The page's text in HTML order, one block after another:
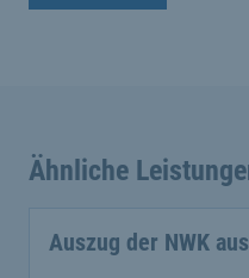
Ähnliche
Auszug der NWK